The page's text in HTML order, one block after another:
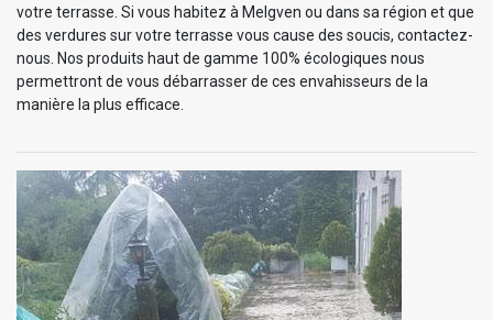
votre terrasse. Si vous habitez à Melgven ou dans sa région et que
des verdures sur votre terrasse vous cause des soucis, contactez-
nous. Nos produits haut de gamme 100% écologiques nous
permettront de vous débarrasser de ces envahisseurs de la
manière la plus efficace.